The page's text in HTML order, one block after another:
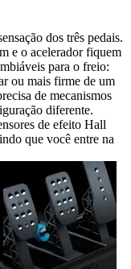
dos três pedais.
e o acelerador fiquem
para o freio:
ou mais firme de um
de mecanismos
diferente.
de efeito Hall
que você entre na